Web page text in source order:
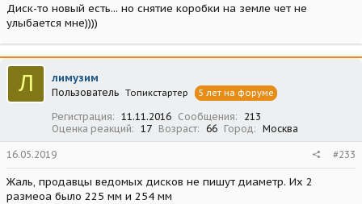
Диск-то новый есть... но снятие коробки на земле чет не
улыбается мне))))
Л лимузим
Пользователь Топикстартер 5 лет на форуме
Регистрация 11.11.2016 Сообщения
213
Оценка реакций
17 Возраст 66 Город Москва
16.05.2019 #233
Жаль, продавцы ведомых дисков не пишут диаметр. Их 2
размеоа было 225 мм и 254 мм